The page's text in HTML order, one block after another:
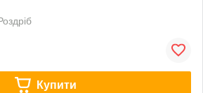
Купити